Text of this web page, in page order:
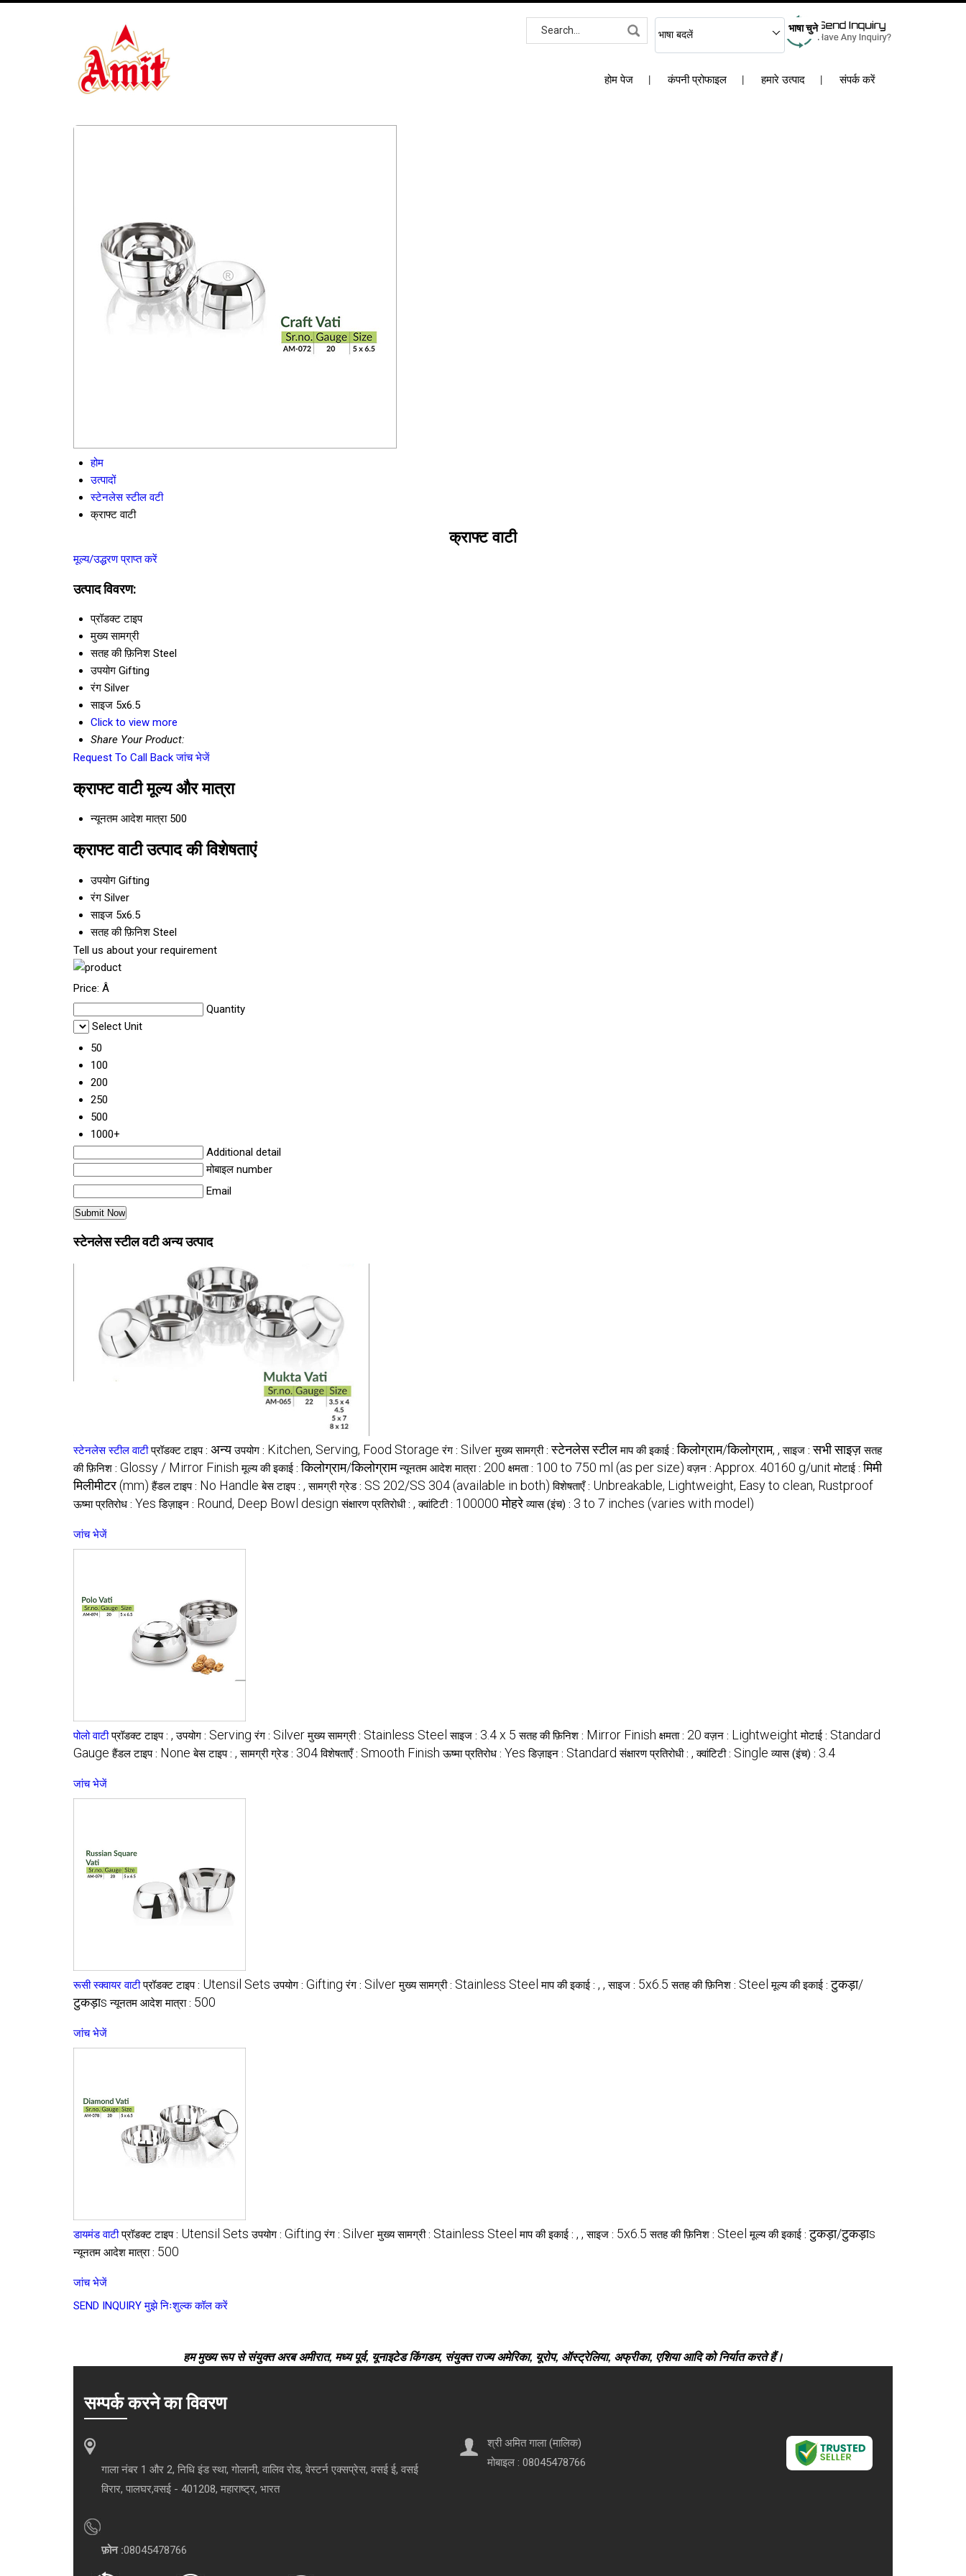
भाषा बदलें
भाषा चुने
होम पेज कंपनी प्रोफाइल हमारे उत्पाद संपर्क करें
होम
उत्पादों
स्टेनलेस स्टील वटी
क्राफ्ट वाटी
क्राफ्ट वाटी
मूल्य/उद्धरण प्राप्त करें
उत्पाद विवरण:
प्रॉडक्ट टाइप
मुख्य सामग्री
सतह की फ़िनिश Steel
उपयोग Gifting
रंग Silver
साइज 5x6.5
Click to view more
Share Your Product:
Request To Call Back जांच भेजें
क्राफ्ट वाटी मूल्य और मात्रा
न्यूनतम आदेश मात्रा 500
क्राफ्ट वाटी उत्पाद की विशेषताएं
उपयोग Gifting
रंग Silver
साइज 5x6.5
सतह की फ़िनिश Steel
Tell us about your requirement
Price: Â
Quantity
Select Unit
50
100
200
250
500
1000+
Additional detail
मोबाइल number
Email
स्टेनलेस स्टील वटी अन्य उत्पाद
स्टेनलेस स्टील वाटी प्रॉडक्ट टाइप : अन्य उपयोग : Kitchen, Serving, Food Storage रंग : Silver मुख्य सामग्री :स्टेनलेस स्टील माप की इकाई :किलोग्राम/किलोग्राम, , साइज :सभी साइज़ सतह
की फ़िनिश : Glossy / Mirror Finish मूल्य की इकाई :किलोग्राम/किलोग्राम न्यूनतम आदेश मात्रा : 200 क्षमता : 100 to 750 ml (as per size) वज़न : Approx. 40160 g/unit मोटाई :मिमी
मिलीमीटर (mm) हैंडल टाइप : No Handle बेस टाइप : , सामग्री ग्रेड : SS 202/SS 304 (available in both) विशेषताएँ : Unbreakable, Lightweight, Easy to clean, Rustproof
ऊष्मा प्रतिरोध : Yes डिज़ाइन : Round, Deep Bowl design संक्षारण प्रतिरोधी : , क्वांटिटी : 100000 मोहरे व्यास (इंच) : 3 to 7 inches (varies with model)
जांच भेजें
पोलो वाटी प्रॉडक्ट टाइप : , उपयोग : Serving रंग : Silver मुख्य सामग्री : Stainless Steel साइज : 3.4 x 5 सतह की फ़िनिश : Mirror Finish क्षमता : 20 वज़न : Lightweight मोटाई : Standard
Gauge हैंडल टाइप : None बेस टाइप : , सामग्री ग्रेड : 304 विशेषताएँ : Smooth Finish ऊष्मा प्रतिरोध : Yes डिज़ाइन : Standard संक्षारण प्रतिरोधी : , क्वांटिटी : Single व्यास (इंच) : 3.4
जांच भेजें
रूसी स्क्वायर वाटी प्रॉडक्ट टाइप : Utensil Sets उपयोग : Gifting रंग : Silver मुख्य सामग्री : Stainless Steel माप की इकाई : , , साइज : 5x6.5 सतह की फ़िनिश : Steel मूल्य की इकाई :टुकड़ा/
टुकड़ाs न्यूनतम आदेश मात्रा : 500
जांच भेजें
डायमंड वाटी प्रॉडक्ट टाइप : Utensil Sets उपयोग : Gifting रंग : Silver मुख्य सामग्री : Stainless Steel माप की इकाई : , , साइज : 5x6.5 सतह की फ़िनिश : Steel मूल्य की इकाई :टुकड़ा/टुकड़ाs
न्यूनतम आदेश मात्रा : 500
जांच भेजें
SEND INQUIRY मुझे निःशुल्क कॉल करें
हम मुख्य रूप से संयुक्त अरब अमीरात, मध्य पूर्व, यूनाइटेड किंगडम, संयुक्त राज्य अमेरिका, यूरोप, ऑस्ट्रेलिया, अफ्रीका, एशिया आदि को निर्यात करते हैं।
सम्पर्क करने का विवरण
गाला नंबर 1 और 2, निधि इंड स्था, गोलानी, वालिव रोड, वेस्टर्न एक्सप्रेस, वसई ई, वसई
विरार, पालघर,वसई - 401208, महाराष्ट्र, भारत
फ़ोन :08045478766
श्री अमित गाला(मालिक)
मोबाइल : 08045478766